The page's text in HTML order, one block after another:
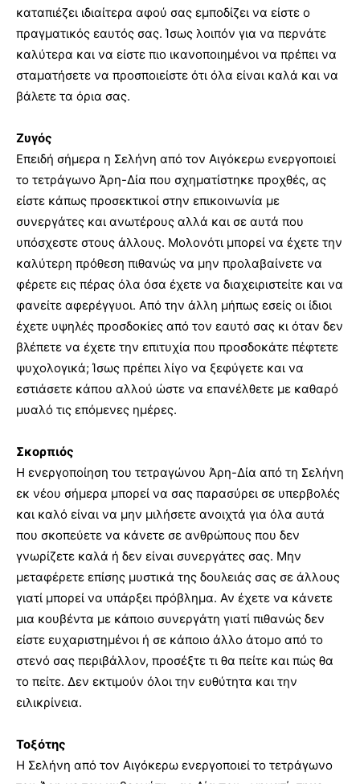
καταπιέζει ιδιαίτερα αφού σας εμποδίζει να είστε ο
πραγματικός εαυτός σας. Ίσως λοιπόν για να περνάτε
καλύτερα και να είστε πιο ικανοποιημένοι να πρέπει να
σταματήσετε να προσποιείστε ότι όλα είναι καλά και να
βάλετε τα όρια σας.
Ζυγός
Επειδή σήμερα η Σελήνη από τον Αιγόκερω ενεργοποιεί
το τετράγωνο Άρη-Δία που σχηματίστηκε προχθές, ας
είστε κάπως προσεκτικοί στην επικοινωνία με
συνεργάτες και ανωτέρους αλλά και σε αυτά που
υπόσχεστε στους άλλους. Μολονότι μπορεί να έχετε την
καλύτερη πρόθεση πιθανώς να μην προλαβαίνετε να
φέρετε εις πέρας όλα όσα έχετε να διαχειριστείτε και να
φανείτε αφερέγγυοι. Από την άλλη μήπως εσείς οι ίδιοι
έχετε υψηλές προσδοκίες από τον εαυτό σας κι όταν δεν
βλέπετε να έχετε την επιτυχία που προσδοκάτε πέφτετε
ψυχολογικά; Ίσως πρέπει λίγο να ξεφύγετε και να
εστιάσετε κάπου αλλού ώστε να επανέλθετε με καθαρό
μυαλό τις επόμενες ημέρες.
Σκορπιός
Η ενεργοποίηση του τετραγώνου Άρη-Δία από τη Σελήνη
εκ νέου σήμερα μπορεί να σας παρασύρει σε υπερβολές
και καλό είναι να μην μιλήσετε ανοιχτά για όλα αυτά
που σκοπεύετε να κάνετε σε ανθρώπους που δεν
γνωρίζετε καλά ή δεν είναι συνεργάτες σας. Μην
μεταφέρετε επίσης μυστικά της δουλειάς σας σε άλλους
γιατί μπορεί να υπάρξει πρόβλημα. Αν έχετε να κάνετε
μια κουβέντα με κάποιο συνεργάτη γιατί πιθανώς δεν
είστε ευχαριστημένοι ή σε κάποιο άλλο άτομο από το
στενό σας περιβάλλον, προσέξτε τι θα πείτε και πώς θα
το πείτε. Δεν εκτιμούν όλοι την ευθύτητα και την
ειλικρίνεια.
Τοξότης
Η Σελήνη από τον Αιγόκερω ενεργοποιεί το τετράγωνο